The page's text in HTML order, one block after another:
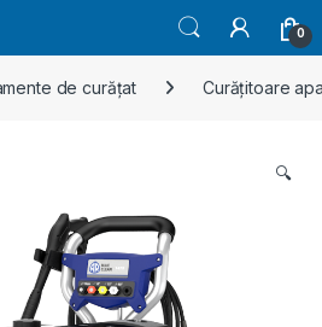
0
de curățat Curățitoare
🔍